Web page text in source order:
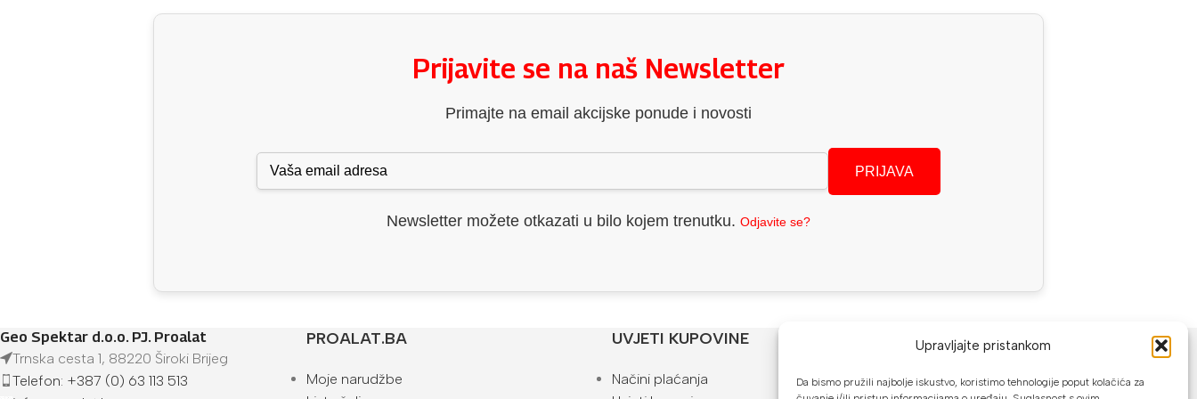
Upravljajte pristankom
Da bismo pružili najbolje iskustvo, koristimo tehnologije poput kolačića za
Prijavite se na naš Newsletter
Primajte na email akcijske ponude i novosti
PRIJAVA
Newsletter možete otkazati u bilo kojem trenutku. Odjavite se?
Geo Spektar d.o.o. PJ. Proalat
Trnska cesta 1, 88220 Široki Brijeg
Telefon: +387 (0) 63 113 513
PROALAT.BA
Moje narudžbe
UVJETI KUPOVINE
Načini plaćanja
NAČINI PLAĆANJA
U našoj web trgovini možete platiti: